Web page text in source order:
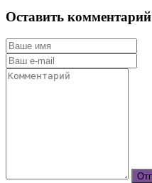
Оставить комментарий